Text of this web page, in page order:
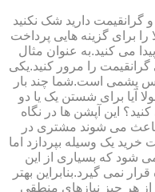
دارید شک نکنید
برای گزینه هایی پرداخت
می کنید.به عنوان مثال
را مرور کنید.یکی
پشمی است.شما چند بار
آیا برای شستن یک یا دو
این آپشن ها در نگاه
باعث می شوند مشتری در
خرید یک وسیله بپردازد اما
می شود که بسیاری از این
نمی گیرد.بنابراین بهتر
هر چیز نیازهای منطقی